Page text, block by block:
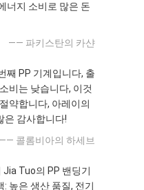
너지 소비로 많은 돈
—— 파키스탄의 카샨
째 PP 기계입니다, 출
비는 낮습니다, 이것
약합니다, 아레이의
은 감사합니다!
—— 콜롬비아의 하세브
Tuo의 PP 밴딩기
높은 생산 품질, 전기